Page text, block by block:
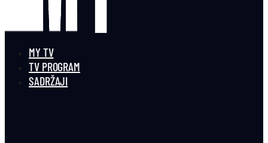
MY TV
TV PROGRAM
SADRŽAJI